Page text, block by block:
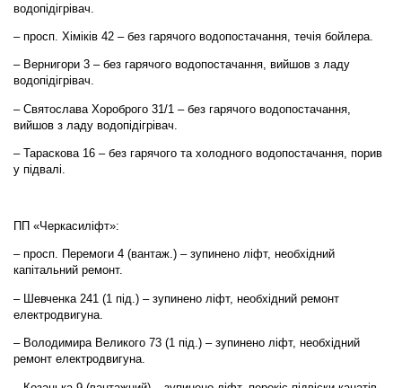
водопідігрівач.
– просп. Хіміків 42 – без гарячого водопостачання, течія бойлера.
– Вернигори 3 – без гарячого водопостачання, вийшов з ладу
водопідігрівач.
– Святослава Хороброго 31/1 – без гарячого водопостачання,
вийшов з ладу водопідігрівач.
– Тараскова 16 – без гарячого та холодного водопостачання, порив
у підвалі.
ПП «Черкасиліфт»:
– просп. Перемоги 4 (вантаж.) – зупинено ліфт, необхідний
капітальний ремонт.
– Шевченка 241 (1 під.) – зупинено ліфт, необхідний ремонт
електродвигуна.
– Володимира Великого 73 (1 під.) – зупинено ліфт, необхідний
ремонт електродвигуна.